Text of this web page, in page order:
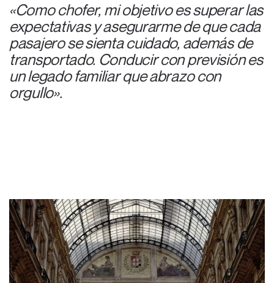
«Como chofer, mi objetivo es superar las
expectativas y asegurarme de que cada
pasajero se sienta cuidado, además de
transportado. Conducir con previsión es
un legado familiar que abrazo con
orgullo».